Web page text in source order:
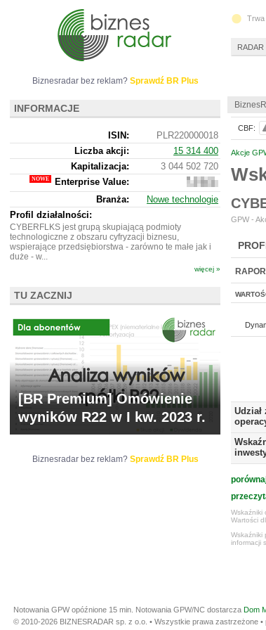
Akcje
GPW -
Udział
Wskaźniki
Wartości
Wskaźniki
informacji
CBF:
Biznesradar bez reklam? Sprawdź BR Plus
INFORMACJE
ISIN:
PLR220000018
Liczba akcji:
15 314 400
Kapitalizacja:
3 044 502 720
Enterprise Value:
3
601
088
Branża:
Nowe technologie
Profil działalności:
CYBERFLKS jest grupą skupiającą podmioty
technologiczne z obszaru cyfryzacji biznesu,
wspierające przedsiębiorstwa - zarówno te małe jak i
duże - w...
więcej »
TU ZACZNIJ
[BR Premium] Omówienie
wyników R22 w I kw. 2023 r.
Biznesradar bez reklam? Sprawdź BR Plus
Trwa
RADAR
Notowania GPW opóźnione 15 min. Notowania GPW/NC dostarcza Dom
© 2010-2026 BIZNESRADAR sp. z o.o. • Wszystkie prawa zastrzeżone •